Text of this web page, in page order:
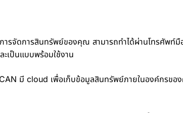
ารจัดการสินทรัพย์ของคุณ สามารถทำได้ผ่านโทรศัพท์มื
เป็นแบบพร้อมใช้งาน
มี cloud เพื่อเก็บข้อมูลสินทรัพย์ภายในองค์กรของ